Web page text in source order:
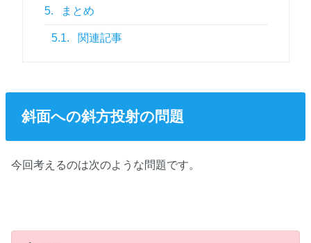
5. まとめ
5.1. 関連記事
斜面への斜方投射の問題
今回考えるのは次のような問題です。